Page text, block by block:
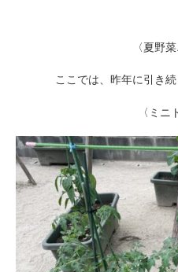
〈夏野
ここでは、昨年に引き
〈ミニ